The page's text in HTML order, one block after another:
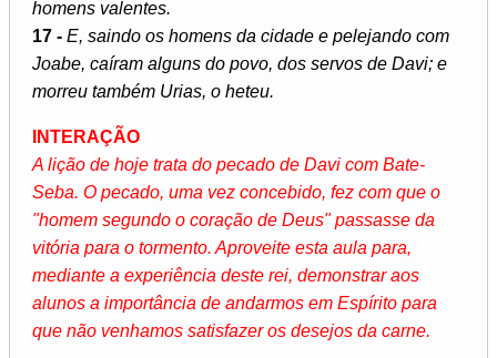
homens valentes.
17 - E, saindo os homens da cidade e pelejando com
Joabe, caíram alguns do povo, dos servos de Davi; e
morreu também Urias, o heteu.
INTERAÇÃO
A lição de hoje trata do pecado de Davi com Bate-
Seba. O pecado, uma vez concebido, fez com que o
"homem segundo o coração de Deus" passasse da
vitória para o tormento. Aproveite esta aula para,
mediante a experiência deste rei, demonstrar aos
alunos a importância de andarmos em Espírito para
que não venhamos satisfazer os desejos da carne.